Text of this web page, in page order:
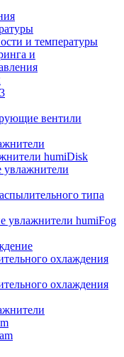
и температуры
и
вентили
humiDisk
увлажнители
типа
увлажнители humiFog
охлаждения
охлаждения